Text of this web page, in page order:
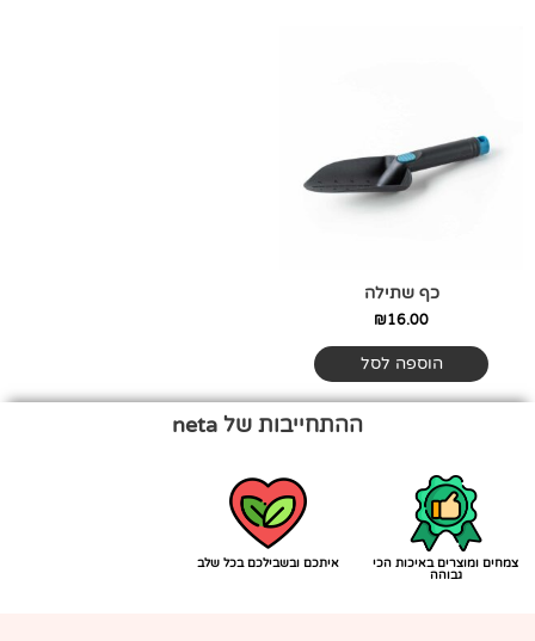
כף שתילה
₪16.00
הוספה לסל
ההתחייבות של neta
צמחים ומוצרים באיכות הכי
גבוהה
איתכם ובשבילכם בכל שלב